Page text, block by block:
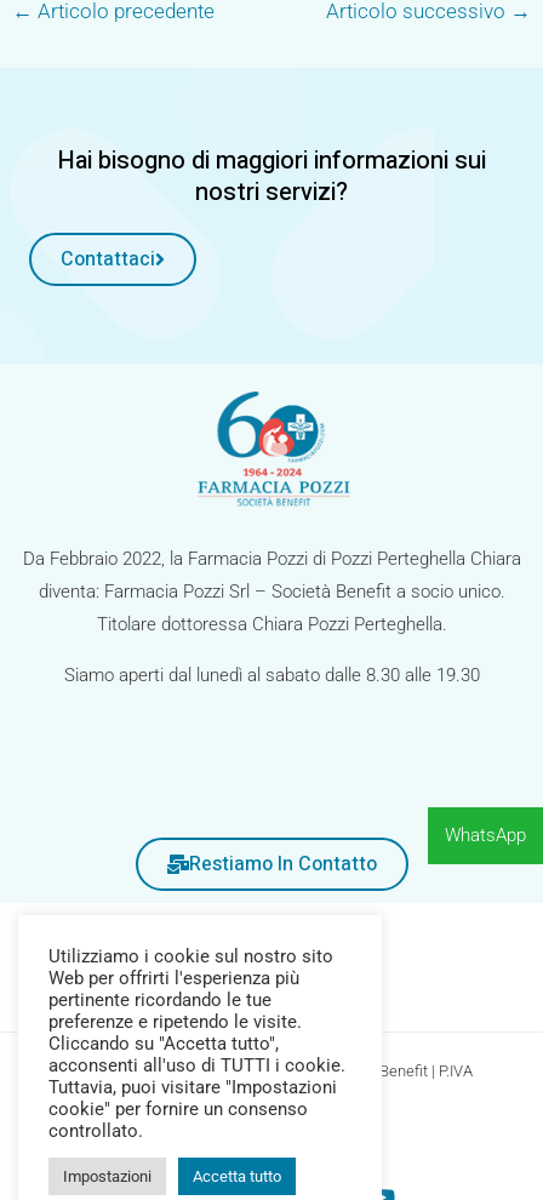
← Articolo precedente Articolo successivo →
Hai bisogno di maggiori informazioni sui
nostri servizi?
Contattaci
Da Febbraio 2022, la Farmacia Pozzi di Pozzi Perteghella Chiara
diventa: Farmacia Pozzi Srl – Società Benefit a socio unico.
Titolare dottoressa Chiara Pozzi Perteghella.
Siamo aperti dal lunedì al sabato dalle 8.30 alle 19.30
Restiamo In Contatto
Copyright © 2026 Farmacia Pozzi Srl Società Benefit | P.IVA
04377690245
Utilizziamo i cookie sul nostro sito
Web per offrirti l'esperienza più
pertinente ricordando le tue
preferenze e ripetendo le visite.
Cliccando su "Accetta tutto",
acconsenti all'uso di TUTTI i cookie.
Tuttavia, puoi visitare "Impostazioni
cookie" per fornire un consenso
controllato.
Impostazioni Accetta tutto
WhatsApp